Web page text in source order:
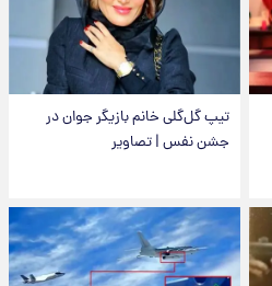
تیپ گل‌گلی خانم بازیگر جوان در
جشن نفس | تصاویر